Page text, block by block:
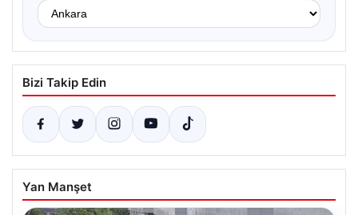
Bizi Takip Edin
Yan Manşet